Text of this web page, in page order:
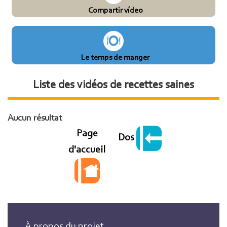
Compartir vídeo
Le temps de manger
Liste des vidéos de recettes saines
Aucun résultat
Page
d'accueil
Dos